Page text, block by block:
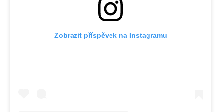
Zobrazit příspěvek na Instagramu